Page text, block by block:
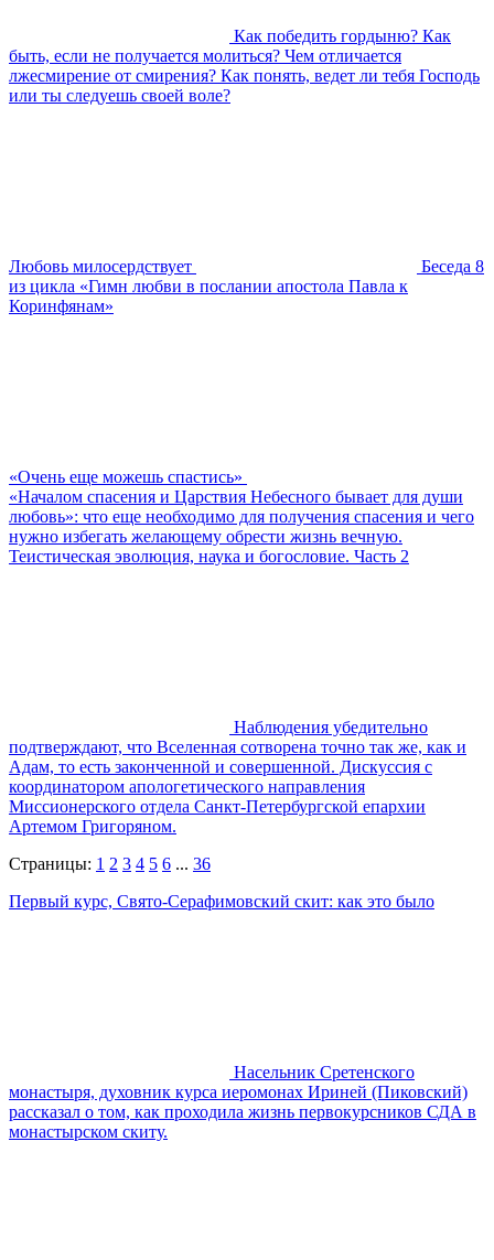
Как победить гордыню? Как
быть, если не получается молиться? Чем отличается
лжесмирение от смирения? Как понять, ведет ли тебя Господь
или ты следуешь своей воле?
Любовь милосердствует
Беседа 8
из цикла «Гимн любви в послании апостола Павла к
Коринфянам»
«Очень еще можешь спастись»
«Началом спасения и Царствия Небесного бывает для души
любовь»: что еще необходимо для получения спасения и чего
нужно избегать желающему обрести жизнь вечную.
Теистическая эволюция, наука и богословие. Часть 2
Наблюдения убедительно
подтверждают, что Вселенная сотворена точно так же, как и
Адам, то есть законченной и совершенной. Дискуссия с
координатором апологетического направления
Миссионерского отдела Санкт-Петербургской епархии
Артемом Григоряном.
Страницы: 1 2 3 4 5 6 ... 36
Первый курс, Свято-Серафимовский скит: как это было
Насельник Сретенского
монастыря, духовник курса иеромонах Ириней (Пиковский)
рассказал о том, как проходила жизнь первокурсников СДА в
монастырском скиту.